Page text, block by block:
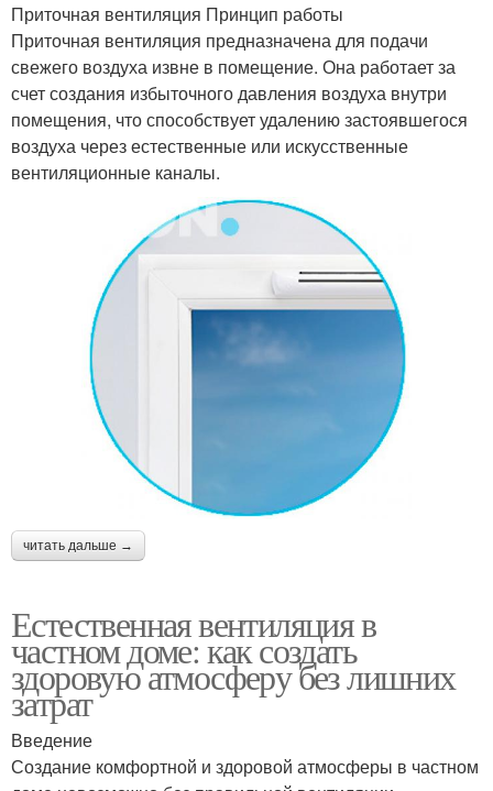
Приточная вентиляция Принцип работы
Приточная вентиляция предназначена для подачи
свежего воздуха извне в помещение. Она работает за
счет создания избыточного давления воздуха внутри
помещения, что способствует удалению застоявшегося
воздуха через естественные или искусственные
вентиляционные каналы.
читать дальше →
Естественная вентиляция в
частном доме: как создать
здоровую атмосферу без лишних
затрат
Введение
Создание комфортной и здоровой атмосферы в частном